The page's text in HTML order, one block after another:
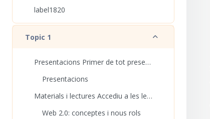
label1820
Topic 1 Redueix
Presentacions Primer de tot presentem-nos.
Presentacions
Materials i lectures Accediu a les lectures, i co...
Web 2.0: conceptes i nous rols